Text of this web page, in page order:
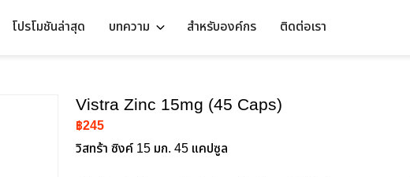
โปรโมชันล่าสุด บทความ สำหรับองค์กร ติดต่อเรา
Vistra Zinc 15mg (45 Caps)
฿245
วิสทร้า ซิงค์ 15 มก. 45 แคปซูล